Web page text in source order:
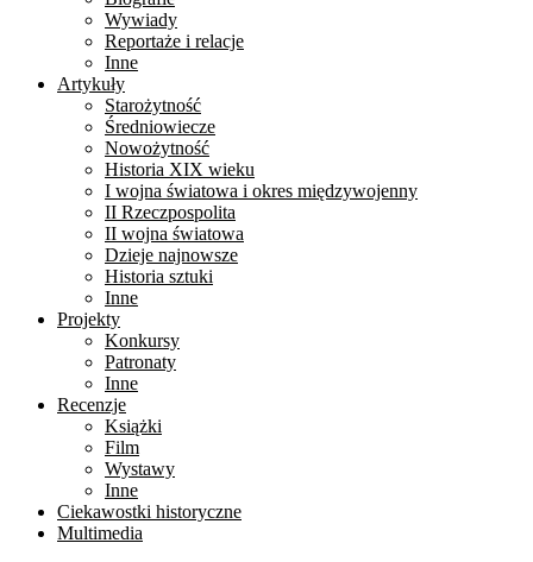
Wywiady
Reportaże i relacje
Inne
Artykuły
Starożytność
Średniowiecze
Nowożytność
Historia XIX wieku
I wojna światowa i okres międzywojenny
II Rzeczpospolita
II wojna światowa
Dzieje najnowsze
Historia sztuki
Inne
Projekty
Konkursy
Patronaty
Inne
Recenzje
Książki
Film
Wystawy
Inne
Ciekawostki historyczne
Multimedia